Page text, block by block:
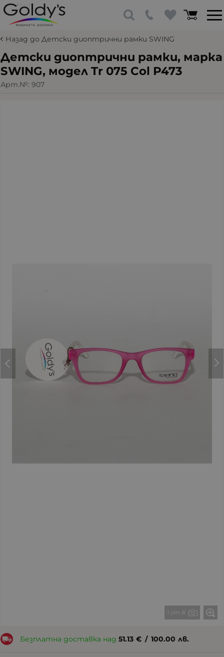
Назад до Детски диоптрични рамки SWING
Детски диоптрични рамки, марка
SWING, модел Tr 075 Col Р473
Арт.№: 907
1 от 8
Безплатна доставка над 51.13 € / 100.00 лв.